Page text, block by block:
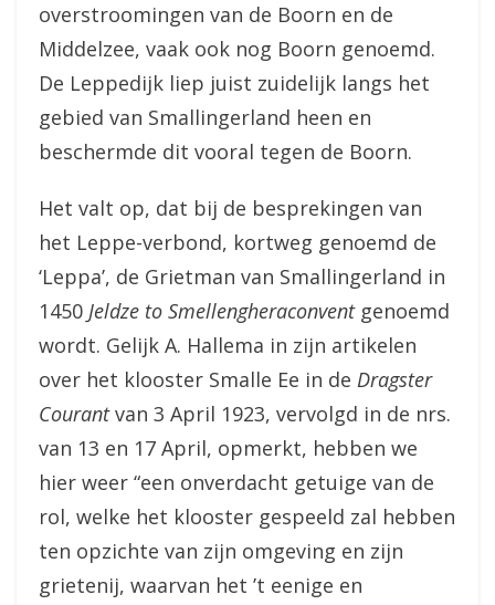
overstroomingen van de Boorn en de
Middelzee, vaak ook nog Boorn genoemd.
De Leppedijk liep juist zuidelijk langs het
gebied van Smallingerland heen en
beschermde dit vooral tegen de Boorn.
Het valt op, dat bij de besprekingen van
het Leppe-verbond, kortweg genoemd de
‘Leppa’, de Grietman van Smallingerland in
1450 Jeldze to Smellengheraconventgenoemd
wordt. Gelijk A. Hallema in zijn artikelen
over het klooster Smalle Ee in de Dragster
Courantvan 3 April 1923, vervolgd in de nrs.
van 13 en 17 April, opmerkt, hebben we
hier weer “een onverdacht getuige van de
rol, welke het klooster gespeeld zal hebben
ten opzichte van zijn omgeving en zijn
grietenij, waarvan het ’t eenige en